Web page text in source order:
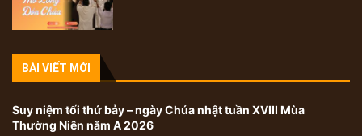
BÀI VIẾT MỚI
Suy niệm tối thứ bảy – ngày Chúa nhật tuần XVIII Mùa
Thường Niên năm A 2026